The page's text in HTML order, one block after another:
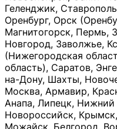
Геленджик,
Оренбург, Орск
Магнитогорск, Пермь,
Новгород, Заволжье,
(Нижегородская
область), Саратов,
на-Дону, Шахты,
Москва, Армавир,
Анапа, Липецк, Нижний
Новороссийск,
Можайск, Белгород,